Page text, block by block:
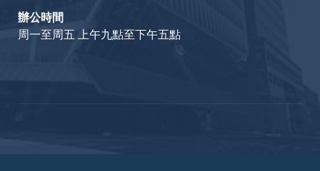
辦公時間
周一至周五 上午九點至下午五點